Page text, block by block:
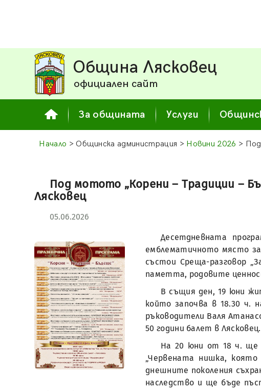
Община Лясковец
официален сайт
За общината Услуги
Начало > Общинска администрация > Новини 2026 >
Под мотото „Корени – Традиции –
Лясковец
05.06.2026
Десетдневната
емблематичното място за
състои Среща-разговор
паметта, родовите
В същия ден, 19 юни
който започва в 18.30 ч.
ръководители Валя
50 години балет в Лясковец.
На 20 юни от 18 ч. ще
„Червената нишка,
днешните поколения
наследство и ще бъде